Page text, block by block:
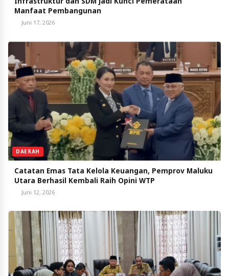
Manfaat Pembangunan
Juni 17, 2026
DAERAH
Catatan Emas Tata Kelola Keuangan, Pemprov Maluku
Juni 12, 2026